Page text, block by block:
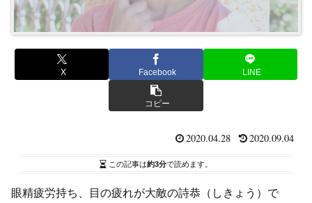
X Facebook LINE
コピー
2020.04.28 2020.09.04
この記事は約3分で読めます。
眼精疲労持ち、目の疲れが大敵の詩恭（しきょう）で